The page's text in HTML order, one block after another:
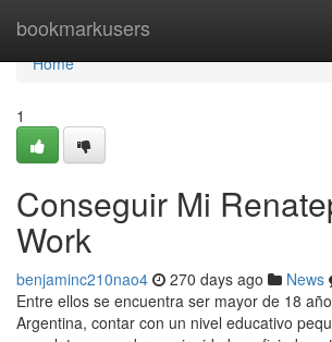
bookmarkusers
Home
Home
1
Conseguir Mi
Work
benjaminc210nao4 270 days ago News
Entre ellos se encuentra ser mayor de 18
Argentina, contar con un nivel educativo